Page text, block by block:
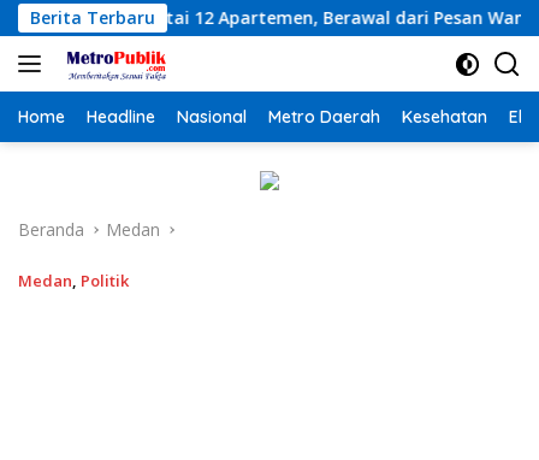
Langsung
ke
konten
Berita TerbaruBerawal dari Pesan Wanita Lewat Aplikasi Kencan
Home Headline Nasional Metro Daerah Kesehatan
Beranda Medan
Medan, Politik